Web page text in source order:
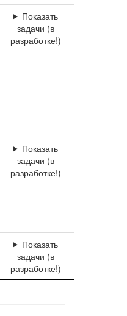
Показать
задачи (в
разработке!)
Показать
задачи (в
разработке!)
Показать
задачи (в
разработке!)